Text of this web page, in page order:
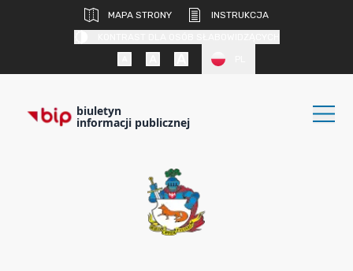
MAPA STRONY
INSTRUKCJA
biuletyn
informacji publicznej